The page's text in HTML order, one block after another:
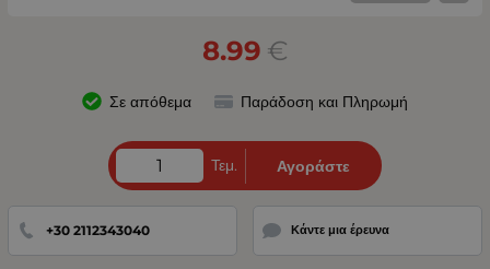
8.99 €
Σε απόθεμα Παράδοση και Πληρωμή
Τεμ. Αγοράστε
+30 2112343040 Κάντε μια έρευνα